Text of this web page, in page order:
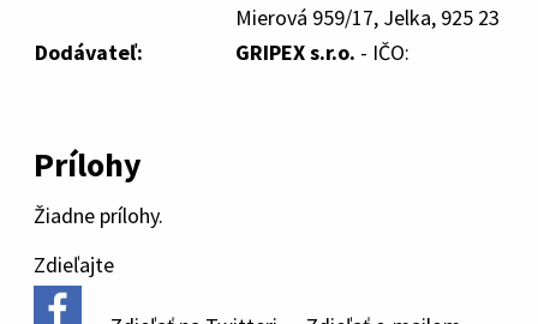
Mierová 959/17, Jelka, 925 23
Dodávateľ:
GRIPEX s.r.o. - IČO:
Prílohy
Žiadne prílohy.
Zdieľajte